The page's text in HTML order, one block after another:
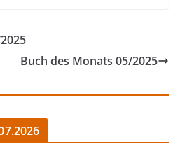
Buch des Monats 05/2025